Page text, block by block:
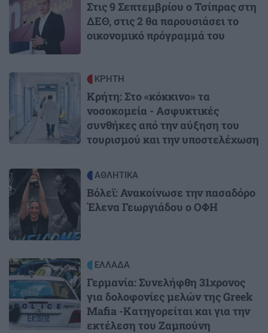
Στις 9 Σεπτεμβρίου ο Τσίπρας στη
ΔΕΘ, στις 2 θα παρουσιάσει το
οικονομικό πρόγραμμά του
Image ΚΡΗΤΗ
Κρήτη: Στο «κόκκινο» τα
νοσοκομεία - Ασφυκτικές
συνθήκες από την αύξηση του
τουρισμού και την υποστελέχωση
Image ΑΘΛΗΤΙΚΑ
Βόλεϊ: Ανακοίνωσε την πασαδόρο
Έλενα Γεωργιάδου ο ΟΦΗ
Image ΕΛΛΑΔΑ
Γερμανία: Συνελήφθη 31χρονος
για δολοφονίες μελών της Greek
Mafia -Κατηγορείται και για την
εκτέλεση του Ζαμπούνη